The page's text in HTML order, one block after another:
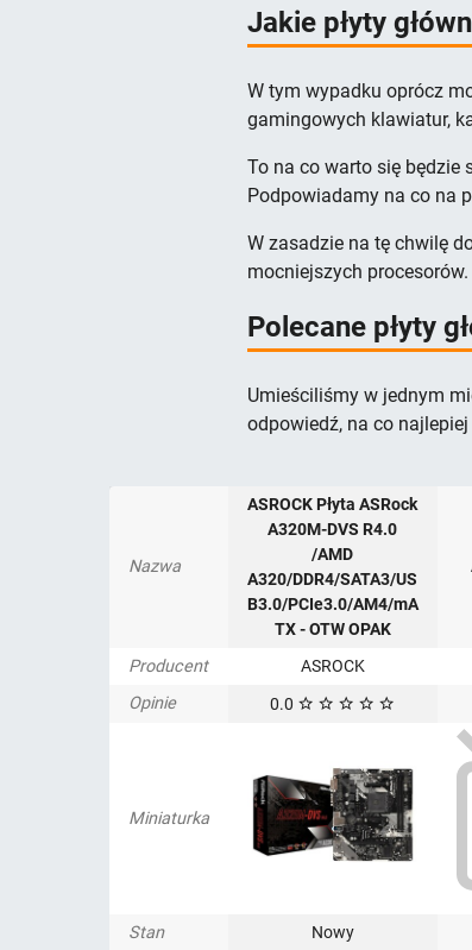
Jakie płyty
W tym wypadku oprócz
gamingowych klawiatur,
To na co warto się będzie
Podpowiadamy na co na
W zasadzie na tę chwilę
mocniejszych
Polecane płyty
Umieściliśmy w jednym
odpowiedź, na co
Nazwa
ASROCK Płyta ASRock
A320M-DVS R4.0
/AMD
A320/DDR4/SATA3/US
B3.0/PCIe3.0/AM4/mA
TX - OTW OPAK
Producent ASROCK
Opinie
0.0
Miniaturka
Stan Nowy